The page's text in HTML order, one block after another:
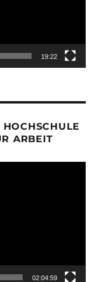
19:22
ARBEIT
02:04:59